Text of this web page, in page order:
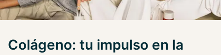
Colágeno: tu impulso en la